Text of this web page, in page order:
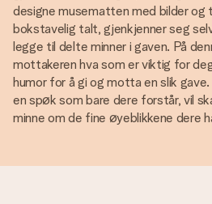
designe musematten med bilder
bokstavelig talt, gjenkjenner seg
legge til delte minner i gaven. På
mottakeren hva som er viktig for
humor for å gi og motta en slik
en spøk som bare dere forstår, vil
minne om de fine øyeblikkene dere